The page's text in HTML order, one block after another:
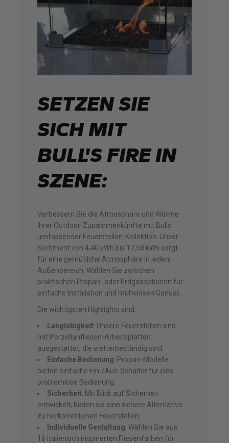
SETZEN SIE
SICH MIT
BULL'S FIRE IN
SZENE:
Verbessern Sie die Atmosphäre und Wärme
Ihrer Outdoor-Zusammenkünfte mit Bulls
umfassender Feuerstellen-Kollektion. Unser
Sortiment von 4,40 kWh bis 17,58 kWh sorgt
für eine gemütliche Atmosphäre in jedem
Außenbereich. Wählen Sie zwischen
praktischen Propan- oder Erdgasoptionen für
einfache Installation und mühelosen Genuss.
Die wichtigsten Highlights sind:
Langlebigkeit: Unsere Feuerstellen sind
mit Porzellanfliesen-Arbeitsplatten
ausgestattet, die wetterbeständig sind.
Einfache Bedienung: Propan-Modelle
bieten einfache Ein-/Aus-Schalter für eine
problemlose Bedienung.
Sicherheit: Mit Blick auf Sicherheit
entwickelt, bieten sie eine sichere Alternative
zu herkömmlichen Feuerstellen.
Individuelle Gestaltung: Wählen Sie aus
16 italienisch inspirierten Fliesenfarben für